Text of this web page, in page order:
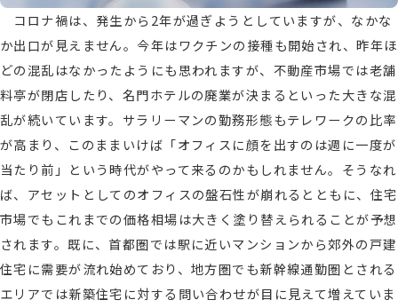
コロナ禍は、発生から2年が過ぎようとしていますが、なかな
か出口が見えません。今年はワクチンの接種も開始され、昨年ほ
どの混乱はなかったようにも思われますが、不動産市場では老舗
料亭が閉店したり、名門ホテルの廃業が決まるといった大きな混
乱が続いています。サラリーマンの勤務形態もテレワークの比率
が高まり、このままいけば「オフィスに顔を出すのは週に一度が
当たり前」という時代がやって来るのかもしれません。そうなれ
ば、アセットとしてのオフィスの盤石性が崩れるとともに、住宅
市場でもこれまでの価格相場は大きく塗り替えられることが予想
されます。既に、首都圏では駅に近いマンションから郊外の戸建
住宅に需要が流れ始めており、地方圏でも新幹線通勤圏とされる
エリアでは新築住宅に対する問い合わせが目に見えて増えていま